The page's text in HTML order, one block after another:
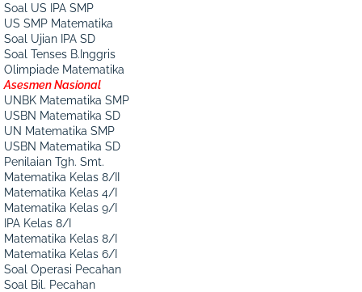
Soal US IPA SMP
US SMP Matematika
Soal Ujian IPA SD
Soal Tenses B.Inggris
Olimpiade Matematika
Asesmen Nasional
UNBK Matematika SMP
USBN Matematika SD
UN Matematika SMP
USBN Matematika SD
Penilaian Tgh. Smt.
Matematika Kelas 8/II
Matematika Kelas 4/I
Matematika Kelas 9/I
IPA Kelas 8/I
Matematika Kelas 8/I
Matematika Kelas 6/I
Soal Operasi Pecahan
Soal Bil. Pecahan